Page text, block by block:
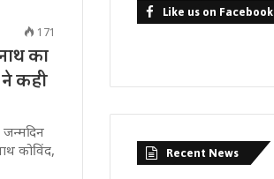
171
का
ने कही
जन्मदिन
कोविंद,
Like us on Facebook
Recent News